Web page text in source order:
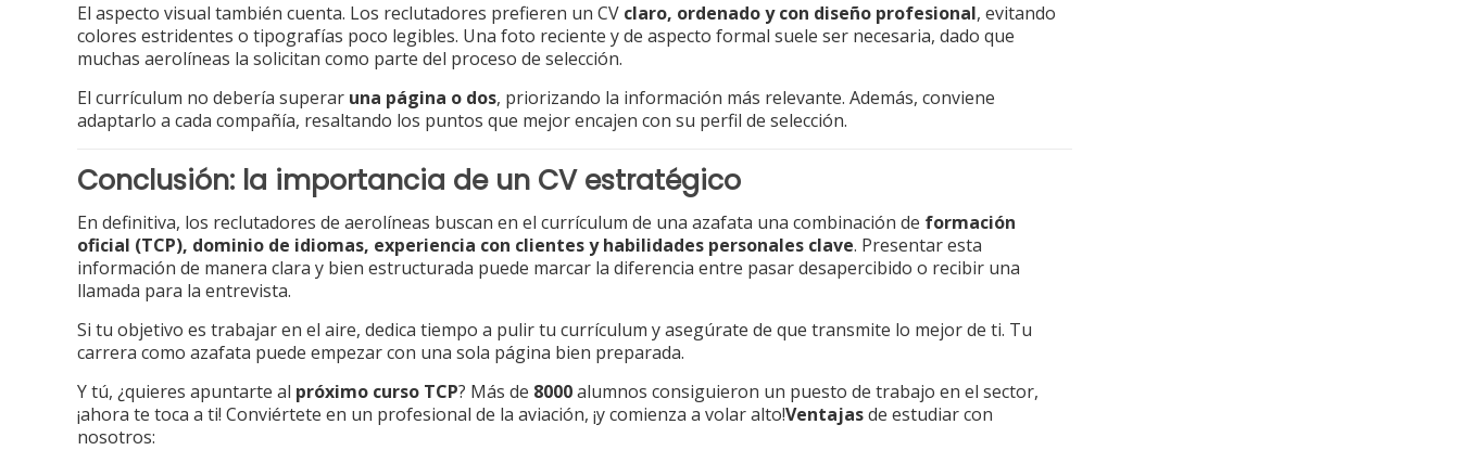
El aspecto visual también cuenta. Los reclutadores prefieren un CV claro, ordenado y con diseño profesional, evitando
colores estridentes o tipografías poco legibles. Una foto reciente y de aspecto formal suele ser necesaria, dado que
muchas aerolíneas la solicitan como parte del proceso de selección.
El currículum no debería superar una página o dos, priorizando la información más relevante. Además, conviene
adaptarlo a cada compañía, resaltando los puntos que mejor encajen con su perfil de selección.
Conclusión: la importancia de un CV estratégico
En definitiva, los reclutadores de aerolíneas buscan en el currículum de una azafata una combinación de formación
oficial (TCP), dominio de idiomas, experiencia con clientes y habilidades personales clave. Presentar esta
información de manera clara y bien estructurada puede marcar la diferencia entre pasar desapercibido o recibir una
llamada para la entrevista.
Si tu objetivo es trabajar en el aire, dedica tiempo a pulir tu currículum y asegúrate de que transmite lo mejor de ti. Tu
carrera como azafata puede empezar con una sola página bien preparada.
Y tú, ¿quieres apuntarte al próximo curso TCP? Más de 8000alumnos consiguieron un puesto de trabajo en el sector,
¡ahora te toca a ti! Conviértete en un profesional de la aviación, ¡y comienza a volar alto!Ventajasde estudiar con
nosotros: